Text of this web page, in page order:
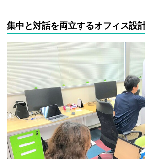
集中と対話を両立するオフィス設